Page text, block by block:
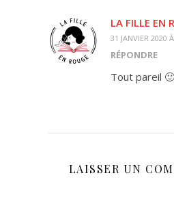
LA FILLE EN
31 JANVIER 2020
RÉPONDRE
Tout pareil
LAISSER UN